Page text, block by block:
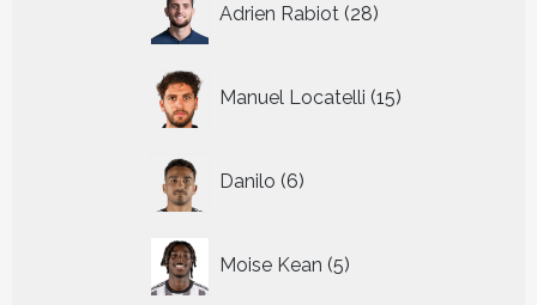
Adrien Rabiot 28
producten
Manuel Locatelli 15
producten
Danilo 6
producten
Moise Kean 5
producten